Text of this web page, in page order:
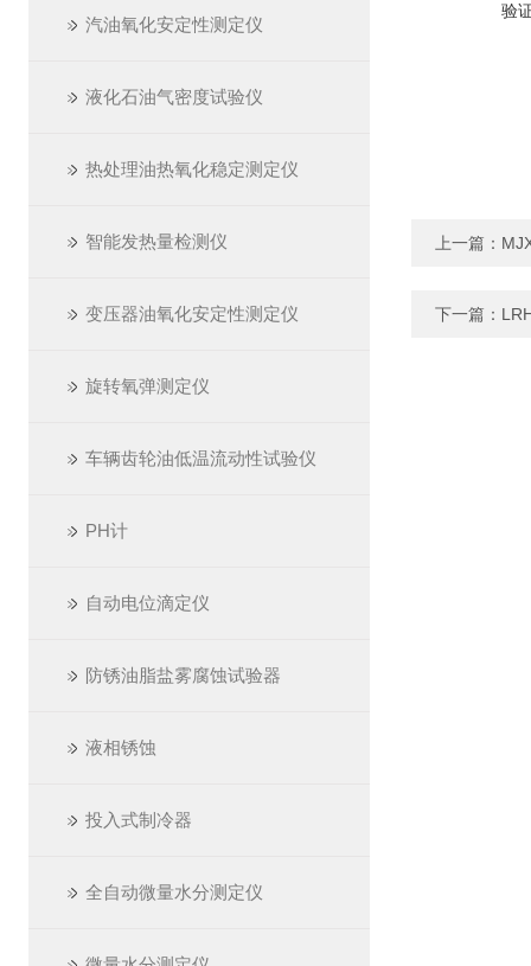
汽油氧化安定性测定仪
液化石油气密度试验仪
热处理油热氧化稳定测定仪
智能发热量检测仪
变压器油氧化安定性测定仪
旋转氧弹测定仪
车辆齿轮油低温流动性试验仪
PH计
自动电位滴定仪
防锈油脂盐雾腐蚀试验器
液相锈蚀
投入式制冷器
全自动微量水分测定仪
验
上一篇：
下一篇：